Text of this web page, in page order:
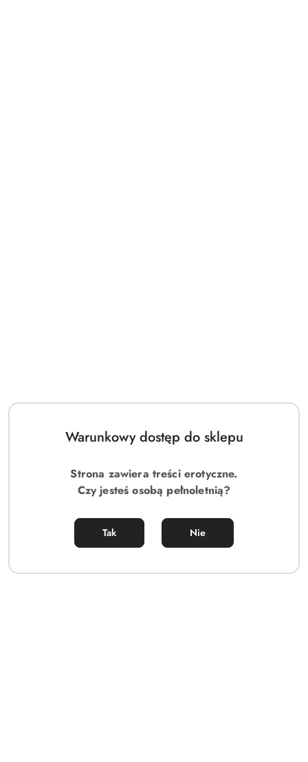
Warunkowy dostęp do sklepu
Strona zawiera treści erotyczne.
Czy jesteś osobą pełnoletnią?
Tak Nie